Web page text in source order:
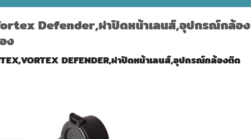
Defender,ฝาปิดหน้าเลนส์,อุปกรณ์กล้อง
ง
DEFENDER,ฝาปิดหน้าเลนส์,อุปกรณ์กล้องติด